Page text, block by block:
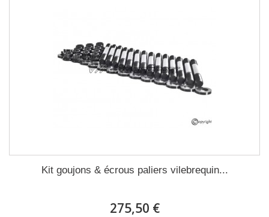
Kit goujons & écrous paliers vilebrequin...
275,50 €